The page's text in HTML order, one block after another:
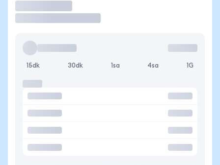
15dk 30dk 1sa 4sa 1G